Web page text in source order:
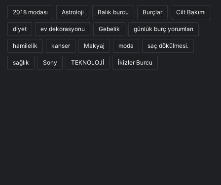
2018 modası Astroloji Balık burcu Burçlar Cilt Bakımı
diyet ev dekorasyonu Gebelik günlük burç yorumları
hamilelik kanser Makyaj moda saç dökülmesi.
sağlık Sony TEKNOLOJİ İkizler Burcu